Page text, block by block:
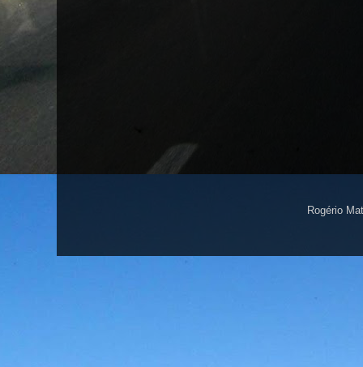
Rogério